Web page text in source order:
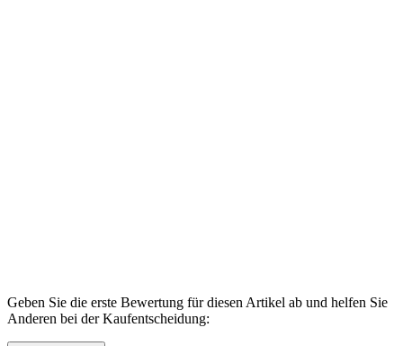
Geben Sie die erste Bewertung für diesen Artikel ab und helfen Sie
Anderen bei der Kaufentscheidung: